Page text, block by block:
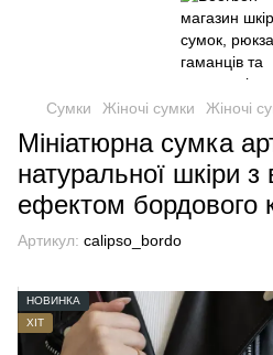
Сумки Жіночі сумки Жіночі
Мініатюрна сумка
натуральної шкіри з
ефектом бордового
Артикул: calipso_bordo
НОВИНКА
ХІТ